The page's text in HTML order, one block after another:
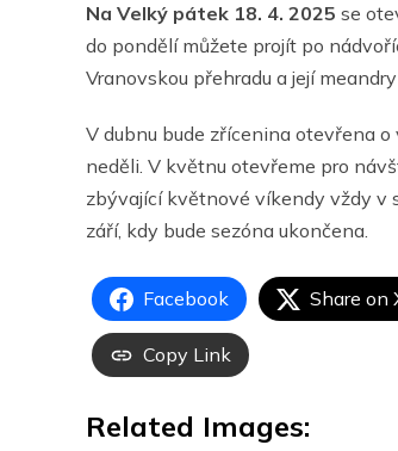
Na Velký pátek 18. 4. 2025 se
do pondělí můžete projít po
Vranovskou přehradu a její
V dubnu bude zřícenina otevřena
neděli. V květnu otevřeme pro
zbývající květnové víkendy vždy v
září, kdy bude sezóna ukončena.
Facebook Share on
Copy Link
Related Images: